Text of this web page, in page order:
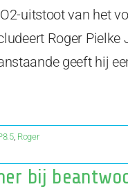
uitstoot van het
Roger Pielke
geeft hij
, Roger
bij